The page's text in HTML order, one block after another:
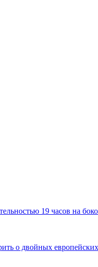
19 часов на
о двойных европейских